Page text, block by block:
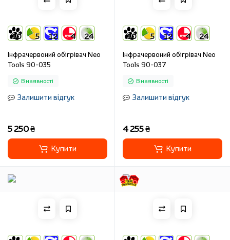
10 5 12 4 24
Інфрачервоний обігрівач Neo
Tools 90-035
В наявності
Залишити відгук
5 250 ₴
Купити
10 5 12 4 24
Інфрачервоний обігрівач Neo
Tools 90-037
В наявності
Залишити відгук
4 255 ₴
Купити